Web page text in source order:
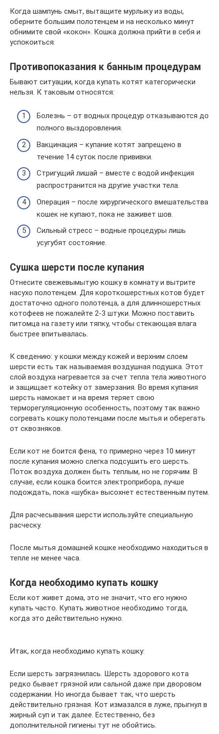
Когда шампунь смыт, вытащите мурлыку из воды,
оберните большим полотенцем и на несколько минут
обнимите свой «кокон». Кошка должна прийти в себя и
успокоиться.
Противопоказания к банным процедурам
Бывают ситуации, когда купать котят категорически
нельзя. К таковым относятся:
Болезнь – от водных процедур отказываются до
полного выздоровления.
Вакцинация – купание котят запрещено в
течение 14 суток после прививки.
Стригущий лишай – вместе с водой инфекция
распространится на другие участки тела.
Операция – после хирургического вмешательства
кошек не купают, пока не заживет шов.
Сильный стресс – водные процедуры лишь
усугубят состояние.
Сушка шерсти после купания
Отнесите свежевымытую кошку в комнату и вытрите
насухо полотенцем. Для короткошерстных котов будет
достаточно одного полотенца, а для длинношерстных
котофеев не пожалейте 2-3 штуки. Можно поставить
питомца на газету или тяпку, чтобы стекающая влага
быстрее впитывалась.
К сведению: у кошки между кожей и верхним слоем
шерсти есть так называемая воздушная подушка. Этот
слой воздуха нагревается за счет тепла тела животного
и защищает котейку от замерзания. Во время купания
шерсть намокает и на время теряет свою
терморегуляционную особенность, поэтому так важно
согревать кошку полотенцами после мытья и оберегать
от сквозняков.
Если кот не боится фена, то примерно через 10 минут
после купания можно слегка подсушить его шерсть.
Поток воздуха должен быть теплым, но не горячим. В
случае, если кошка боится электроприбора, лучше
подождать, пока «шубка» высохнет естественным путем.
Для расчесывания шерсти используйте специальную
расческу.
После мытья домашней кошке необходимо находиться в
тепле не менее часа.
Когда необходимо купать кошку
Если кот живет дома, это не значит, что его нужно
купать часто. Купать животное необходимо тогда,
когда это действительно нужно.
Итак, когда необходимо купать кошку:
Если шерсть загрязнилась. Шерсть здорового кота
редко бывает грязной или сальной даже при дворовом
содержании. Но иногда бывает так, что шерсть
действительно грязная. Кот измазался в луже, прыгнул в
жирный суп и так далее. Естественно, без
дополнительной гигиены тут не обойтись.